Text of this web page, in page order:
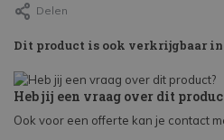
Delen
Dit product is ook verkrijgbaar
Heb jij een vraag over dit
Ook voor een offerte kan je contact